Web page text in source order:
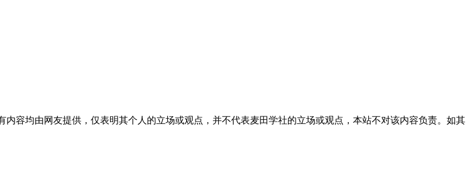
容均由网友提供，仅表明其个人的立场或观点，并不代表麦田学社的立场或观点，本站不对该内容负责。如其